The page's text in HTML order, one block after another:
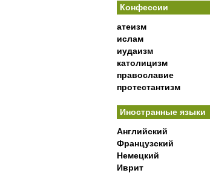
Конфессии
атеизм
ислам
иудаизм
католицизм
православие
протестантизм
Иностранные языки
Английский
Французский
Немецкий
Иврит